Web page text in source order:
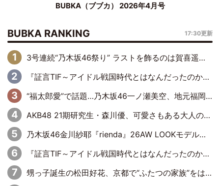
BUBKA（ブブカ） 2026年4月号
BUBKA RANKING 17:30更新
3号連続“乃木坂46祭り” ラストを飾るのは賀喜遥香…5年ぶりの登場に「5年分大人になった私を見ていただけたら」
『証言TIF～アイドル戦国時代とはなんだったのか～』第6回：でんぱ組.inc・古川未鈴×相沢梨紗「『ハロプロやりたかったな』って言ったら、夢眠ねむさんに『てめえはでんぱ組．incなんだよ！』って肩パンされて(笑)」
“福太郎愛”で話題…乃木坂46一ノ瀬美空、地元福岡『めんべい25周年トップサポーター』に就任
AKB48 21期研究生・森川優、可愛さもある大人の女性に
乃木坂46金川紗耶『rienda』26AW LOOKモデルに就任
『証言TIF～アイドル戦国時代とはなんだったのか～』第11回：私立恵比寿中学・真山りか×安本彩花「TIFで10年ぶりのキョンシーメイクをしたら、場を完全に引かせてしまって。時代が変わったんだなって」
甥っ子誕生の松田好花、京都で“ふたつの家族”をはしご！ “母”黒谷友香に見送られ、“父”松岡昌宏とはハシゴ酒